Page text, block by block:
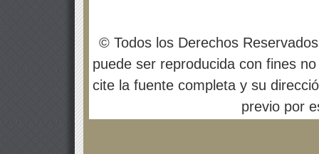
© Todos los Derechos
puede ser reproducida con fines
cite la fuente completa y su
previo por